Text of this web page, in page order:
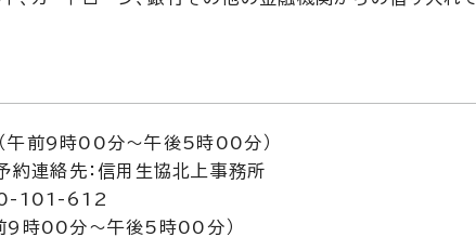
午前9時00分～午後5時00分）
約連絡先：信用生協北上事務所
101-612
9時00分～午後5時00分）